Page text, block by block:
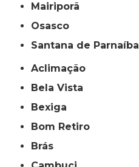
Mairiporã
Osasco
Santana de Parnaíba
Aclimação
Bela Vista
Bexiga
Bom Retiro
Brás